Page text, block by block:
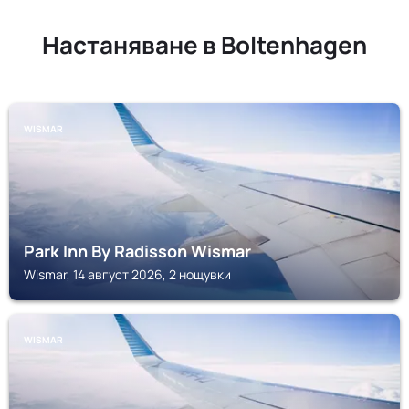
Настаняване в Boltenhagen
WISMAR
Park Inn By Radisson Wismar
Wismar, 14 август 2026, 2 нощувки
WISMAR